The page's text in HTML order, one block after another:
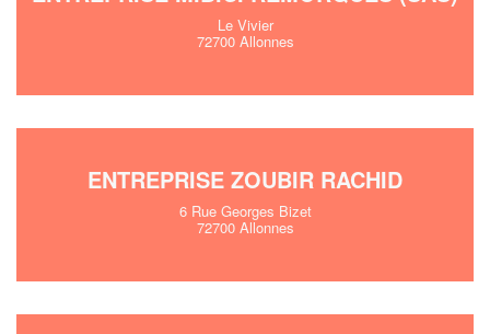
Le Vivier
72700 Allonnes
ENTREPRISE ZOUBIR RACHID
6 Rue Georges Bizet
72700 Allonnes